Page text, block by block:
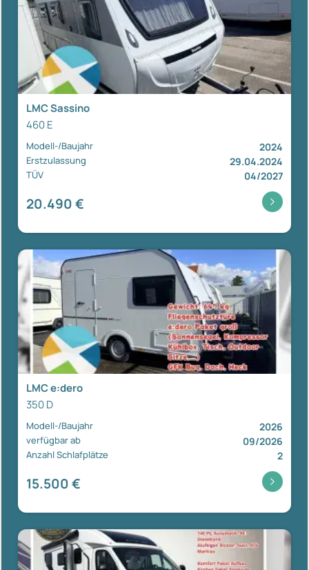
LMC Sassino
460 E
Modell-/Baujahr 2024
Erstzulassung 29.04.2024
TÜV 04/2027
20.490 €
LMC e:dero
350 D
Modell-/Baujahr 2026
verfügbar ab 09/2026
Anzahl Schlafplätze 2
15.500 €